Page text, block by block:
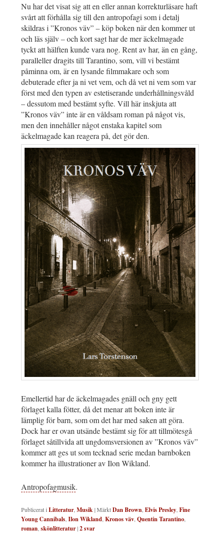
Nu har det visat sig att en eller annan korrekturläsare haft
svårt att förhålla sig till den antropofagi som i detalj
skildras i ”Kronos väv” – köp boken när den kommer ut
och läs själv – och kort sagt har de mer äckelmagade
tyckt att hälften kunde vara nog. Rent av har, än en gång,
paralleller dragits till Tarantino, som, vill vi bestämt
påminna om, är en lysande filmmakare och som
debuterade efter ja ni vet vem, och då vet ni vem som var
först med den typen av estetiserande underhållningsvåld
– dessutom med bestämt syfte. Vill här inskjuta att
”Kronos väv” inte är en våldsam roman på något vis,
men den innehåller något enstaka kapitel som
äckelmagade kan reagera på, det gör den.
Emellertid har de äckelmagades gnäll och gny gett
förlaget kalla fötter, då det menar att boken inte är
lämplig för barn, som om det har med saken att göra.
Dock har er ovan utsände bestämt sig för att tillmötesgå
förlaget såtillvida att ungdomsversionen av ”Kronos väv”
kommer att ges ut som tecknad serie medan barnboken
kommer ha illustrationer av Ilon Wikland.
Antropofagmusik.
Publicerat iLitteratur,Musik|MärktDan Brown,Elvis Presley,Fine
Young Cannibals,Ilon Wikland,Kronos väv,Quentin Tarantino,
roman,skönlitteratur|2svar